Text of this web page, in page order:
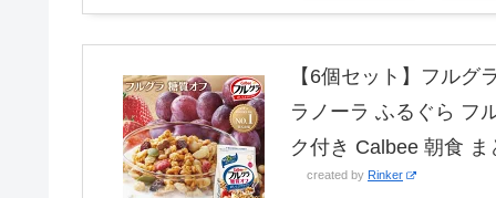
【6個セット】フル
ラノーラ ふるぐら フ
ク付き Calbee 朝食
created by Rinker